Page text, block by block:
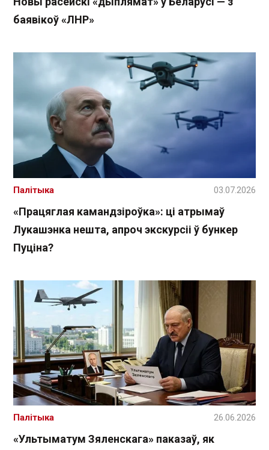
баявікоў «ЛНР»
«Працяглая камандзіроўка»: ці атрымаў
Лукашэнка нешта, апроч экскурсіі ў бункер
Пуціна?
Палітыка 03.07.2026
«Ультыматум Зяленскага» паказаў, як
Палітыка 26.06.2026